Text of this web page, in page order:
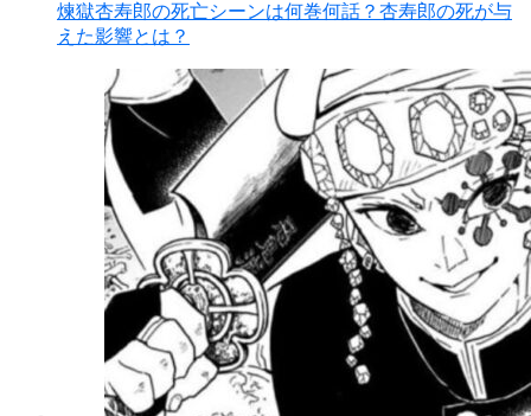
煉獄杏寿郎の死亡シーンは何巻何話？杏寿郎の死が与
えた影響とは？